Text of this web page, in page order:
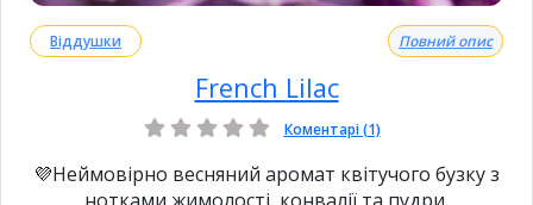
Віддушки Повний опис
French Lilac
Коментарі (1)
💜Неймовірно весняний аромат квітучого бузку з